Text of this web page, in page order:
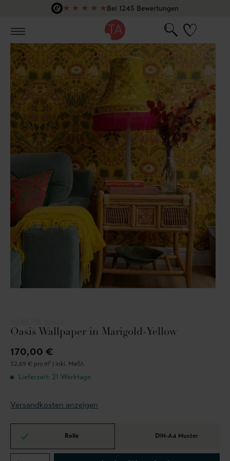
Zum Hauptinhalt springen
★ ★ ★ ★ ★Bei 1245 Bewertungen
Oasis Wallpaper in Marigold-Yellow
170,00 €
32,69 € pro m² | inkl. MwSt.
Lieferzeit: 21 Werktage
Versandkosten anzeigen
Rolle DIN-A4 Muster